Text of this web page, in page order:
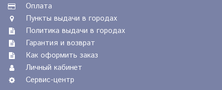
Оплата
Пункты выдачи в городах
Политика выдачи в городах
Гарантия и возврат
Как оформить заказ
Личный кабинет
Сервис-центр